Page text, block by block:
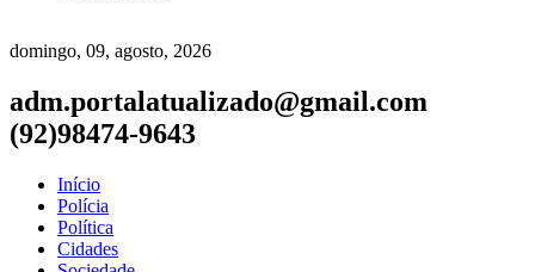
domingo, 09, agosto, 2026
adm.portalatualizado@gmail.com
(92)98474-9643
Início
Polícia
Política
Cidades